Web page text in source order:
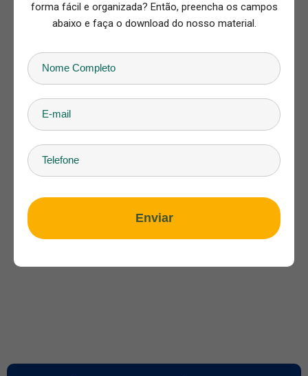
forma fácil e organizada? Então, preencha os campos
abaixo e faça o download do nosso material.
Enviar